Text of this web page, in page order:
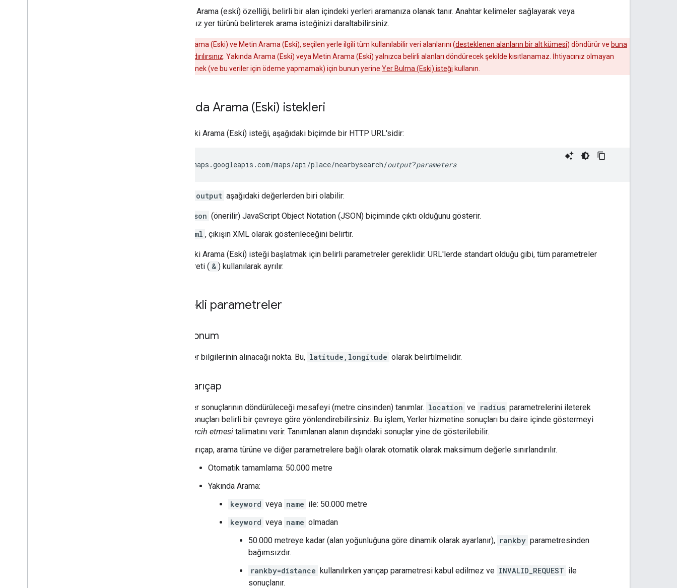
Yakında Arama (eski) özelliği, belirli bir alan içindeki yerleri aramanıza olanak tanır. Anahtar kelimeler sağlayarak veya
aradığınız yer türünü belirterek arama isteğinizi daraltabilirsiniz.
Yakında Arama (Eski) ve Metin Arama (Eski), seçilen yerle ilgili tüm kullanılabilir veri alanlarını (desteklenen alanların bir alt kümesi) döndürür ve buna
göre faturalandırılırsınız . Yakında Arama (Eski) veya Metin Arama (Eski) yalnızca belirli alanları döndürecek şekilde kısıtlanamaz. İhtiyacınız olmayan
verileri istememek (ve bu veriler için ödeme yapmamak) için bunun yerine Yer Bulma (Eski) isteği kullanın.
Yakında Arama (Eski) istekleri
Yakındaki Arama (Eski) isteği, aşağıdaki biçimde bir HTTP URL'sidir:
https://maps.googleapis.com/maps/api/place/nearbysearch/output?parameters
output aşağıdaki değerlerden biri olabilir:
json (önerilir) JavaScript Object Notation (JSON) biçiminde çıktı olduğunu gösterir.
xml , çıkışın XML olarak gösterileceğini belirtir.
Yakındaki Arama (Eski) isteği başlatmak için belirli parametreler gereklidir. URL'lerde standart olduğu gibi, tüm parametreler
"ve" işareti ( & ) kullanılarak ayrılır.
Gerekli parametreler
konum
Yer bilgilerinin alınacağı nokta. Bu, latitude,longitude olarak belirtilmelidir.
yarıçap
Yer sonuçlarının döndürüleceği mesafeyi (metre cinsinden) tanımlar. location ve radius parametrelerini ileterek
sonuçları belirli bir çevreye göre yönlendirebilirsiniz. Bu işlem, Yerler hizmetine sonuçları bu daire içinde göstermeyi
tercih etmesi talimatını verir. Tanımlanan alanın dışındaki sonuçlar yine de gösterilebilir.
Yarıçap, arama türüne ve diğer parametrelere bağlı olarak otomatik olarak maksimum değerle sınırlandırılır.
Otomatik tamamlama: 50.000 metre
Yakında Arama:
keyword veya name ile: 50.000 metre
keyword veya name olmadan
50.000 metreye kadar (alan yoğunluğuna göre dinamik olarak ayarlanır), rankby parametresinden
bağımsızdır.
rankby=distance kullanılırken yarıçap parametresi kabul edilmez ve INVALID_REQUEST ile
sonuçlanır.